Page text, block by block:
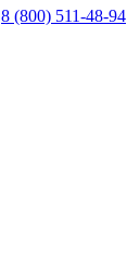
8 (800) 511-48-94